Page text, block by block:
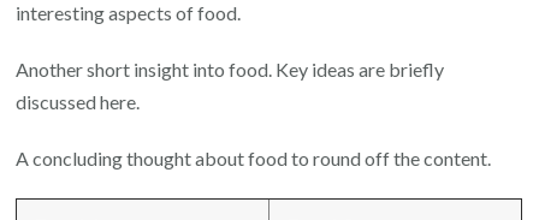
interesting aspects of food.
Another short insight into food. Key ideas are briefly
discussed here.
A concluding thought about food to round off the content.